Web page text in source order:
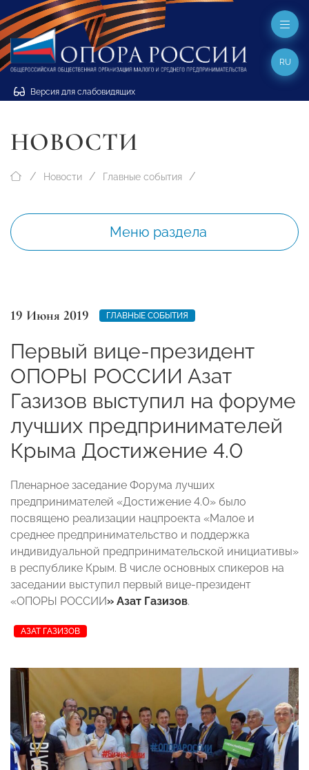
Версия для слабовидящих
RU
НОВОСТИ
Новости Главные события
Меню раздела
19 Июня 2019 ГЛАВНЫЕ СОБЫТИЯ
Первый вице-президент
ОПОРЫ РОССИИ Азат
Газизов выступил на форуме
лучших предпринимателей
Крыма Достижение 4.0
Пленарное заседание Форума лучших
предпринимателей «Достижение 4.0» было
посвящено реализации нацпроекта «Малое и
среднее предпринимательство и поддержка
индивидуальной предпринимательской инициативы»
в республике Крым. В числе основных спикеров на
заседании выступил первый вице-президент
«ОПОРЫ РОССИИ» Азат Газизов.
АЗАТ ГАЗИЗОВ